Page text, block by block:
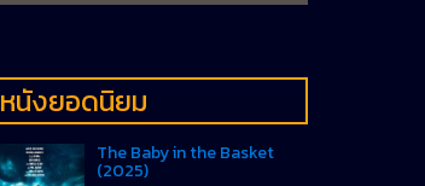
หนังยอดนิยม
The Baby in the Basket
(2025)